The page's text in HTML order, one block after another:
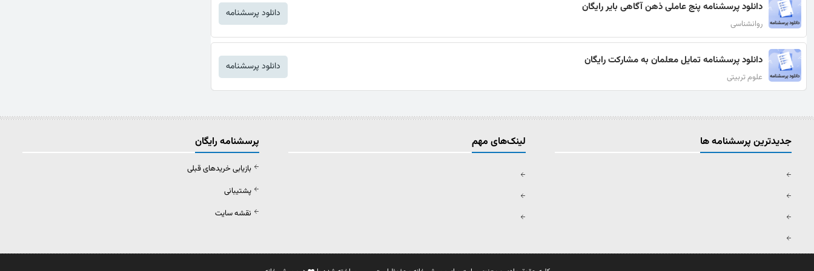
دانلود پرسشنامه پنج عاملی ذهن آگاهی بایر رایگان
روانشناسی
دانلود پرسشنامه
دانلود پرسشنامه تمایل معلمان به مشارکت رایگان
علوم تربیتی
دانلود پرسشنامه
جدیدترین پرسشنامه ها لینک‌های مهم پرسشنامه رایگان
بازیابی خریدهای قبلی
پشتیبانی
نقشه سایت